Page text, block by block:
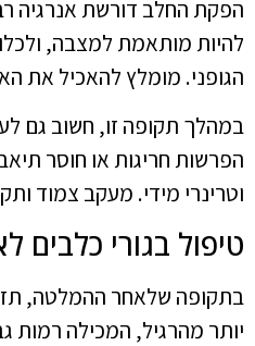
הפקת החלב דורשת אנרגיה
להיות מותאמת למצבה,
הגופני. מומלץ להאכיל את
במהלך תקופה זו, חשוב גם
הפרשות חריגות או חוסר
וטרינרי מידי. מעקב צמוד
טיפול בגורי
בתקופה שלאחר ההמלטה,
יותר מהרגיל, המכילה רמות